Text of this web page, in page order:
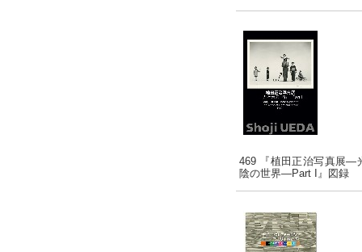
469 『植田正治写真展―
陰の世界―Part I』図録